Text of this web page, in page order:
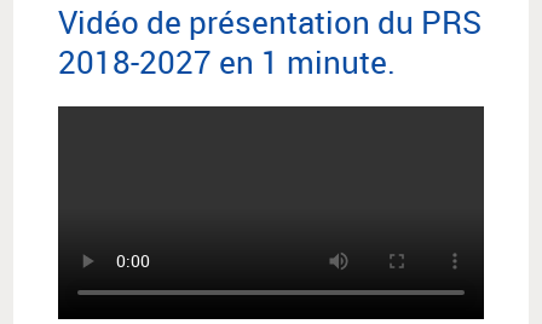
Vidéo de présentation du PRS
2018-2027 en 1 minute.